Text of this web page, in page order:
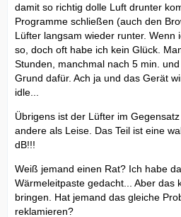
damit so richtig dolle Luft drunter
Programme schließen (auch den
Lüfter langsam wieder runter. Wenn
so, doch oft habe ich kein Glück.
Stunden, manchmal nach 5 min.
Grund dafür. Ach ja und das Gerät
idle...
Übrigens ist der Lüfter im
andere als Leise. Das Teil ist eine
dB!!!
Weiß jemand einen Rat? Ich habe
Wärmeleitpaste gedacht... Aber das
bringen. Hat jemand das gleiche
reklamieren?